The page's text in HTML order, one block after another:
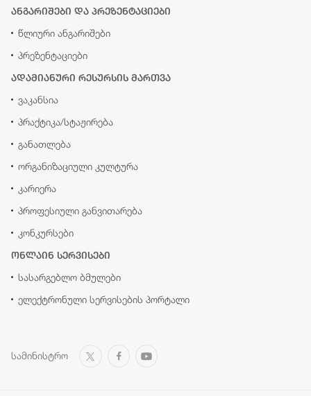
ანგარიშები და პრეზენტაციები
წლიური ანგარიშები
პრეზენტაციები
ადამიანური რესურსის მართვა
ვაკანსია
პრაქტიკა/სტაჟირება
განათლება
ორგანიზაციული კულტურა
კარიერა
პროფესიული განვითარება
კონკურსები
ონლაინ სერვისები
სასარგებლო ბმულები
ელექტრონული სერვისების პორტალი
სამინისტრო